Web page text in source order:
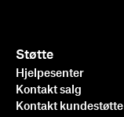
Støtte
Hjelpesenter
Kontakt salg
Kontakt kundestøtte